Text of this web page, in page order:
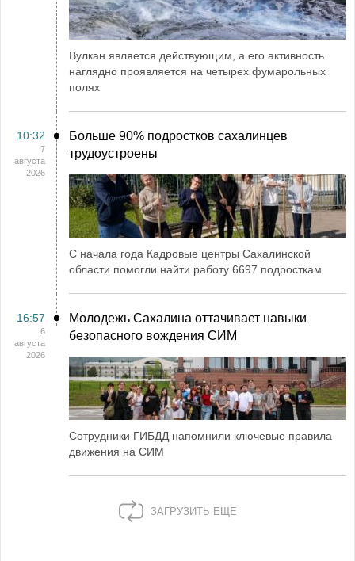
Вулкан является действующим, а его активность
наглядно проявляется на четырех фумарольных
полях
10:32
7
августа
2026
Больше 90% подростков сахалинцев
трудоустроены
С начала года Кадровые центры Сахалинской
области помогли найти работу 6697 подросткам
16:57
6
августа
2026
Молодежь Сахалина оттачивает навыки
безопасного вождения СИМ
Сотрудники ГИБДД напомнили ключевые правила
движения на СИМ
ЗАГРУЗИТЬ ЕЩЕ